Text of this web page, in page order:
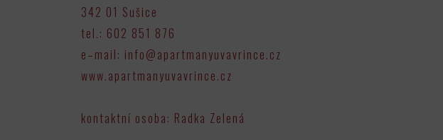
342 01 Sušice
tel.: 602 851 876
e–mail: info@apartmanyuvavrince.cz
www.apartmanyuvavrince.cz
kontaktní osoba: Radka Zelená